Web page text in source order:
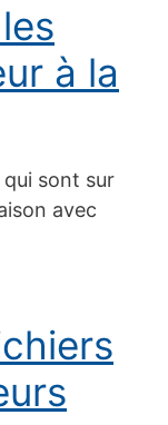
à la
sont sur
avec